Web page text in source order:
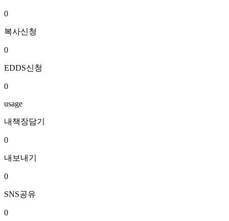
0
복사신청
0
EDDS신청
0
usage
내책장담기
0
내보내기
0
SNS공유
0